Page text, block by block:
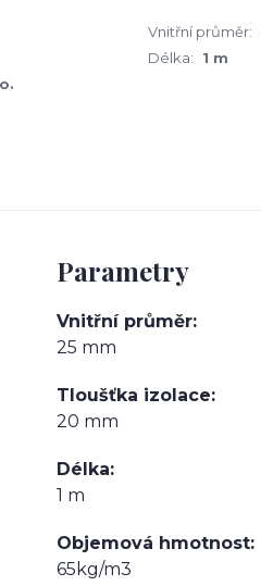
Vnitřní průměr:
Délka:
1 m
Parametry
Vnitřní průměr
25 mm
Tloušťka izolace
20 mm
Délka
1 m
Objemová hmotnost
65kg/m3